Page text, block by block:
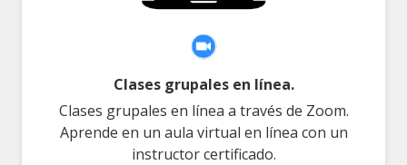
Clases grupales en línea.
Clases grupales en línea a través de Zoom.
Aprende en un aula virtual en línea con un
instructor certificado.